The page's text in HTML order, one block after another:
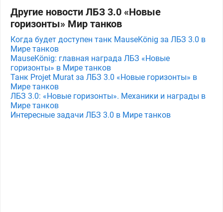
Другие новости ЛБЗ 3.0 «Новые
горизонты» Мир танков
Когда будет доступен танк MauseKönig за ЛБЗ 3.0 в
Мире танков
MauseKönig: главная награда ЛБЗ «Новые
горизонты» в Мире танков
Танк Projet Murat за ЛБЗ 3.0 «Новые горизонты» в
Мире танков
ЛБЗ 3.0: «Новые горизонты». Механики и награды в
Мире танков
Интересные задачи ЛБЗ 3.0 в Мире танков